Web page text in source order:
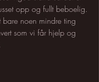
opp og fullt beboelig.
noen mindre ting
som vi får hjelp og